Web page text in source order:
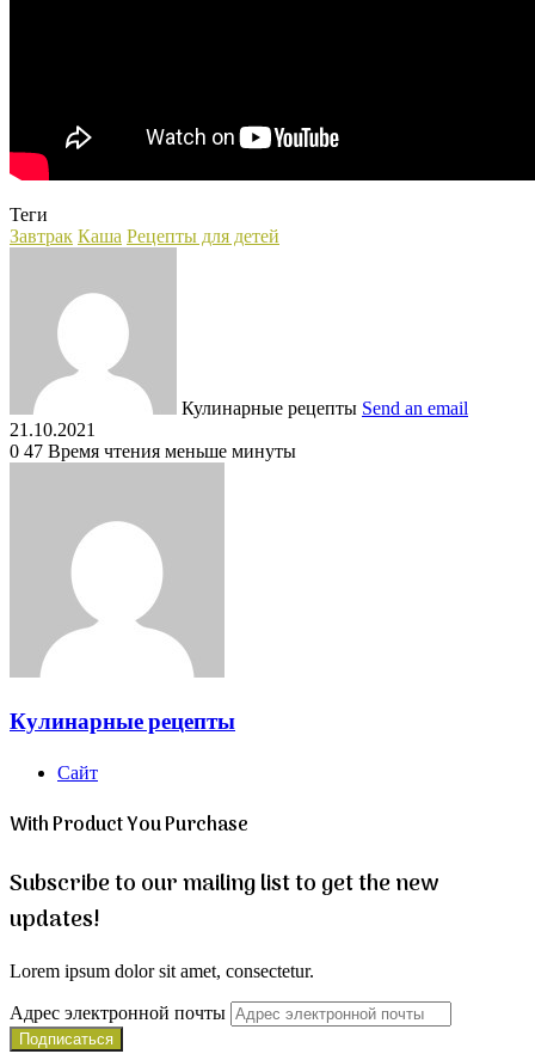
Теги
Завтрак Каша Рецепты для детей
Кулинарные рецепты Send an email
21.10.2021
0 47 Время чтения меньше минуты
Кулинарные рецепты
Сайт
With Product You Purchase
Subscribe to our mailing list to get the new
updates!
Lorem ipsum dolor sit amet, consectetur.
Адрес электронной почты